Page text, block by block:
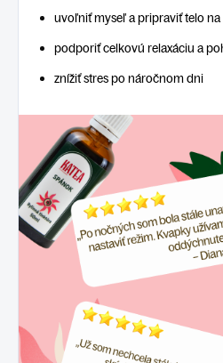
uvoľniť myseľ a pripraviť telo
podporiť celkovú relaxáciu a
znížiť stres po náročnom dni